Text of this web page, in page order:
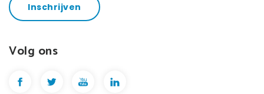
Inschrijven
Volg ons